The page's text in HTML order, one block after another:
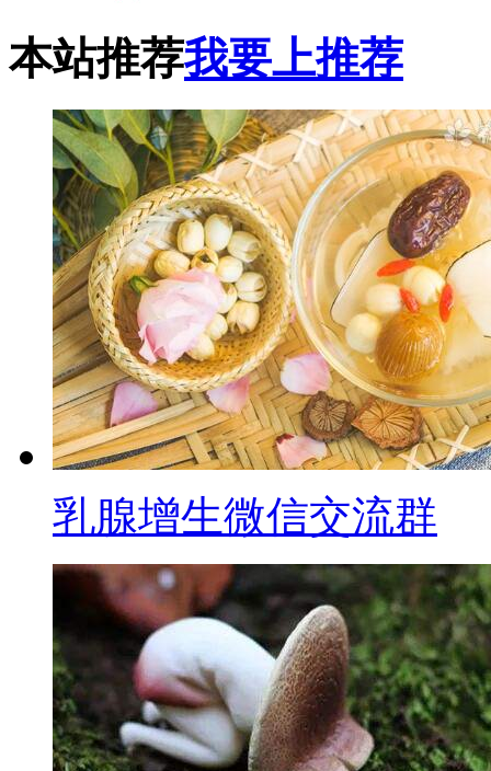
本站推荐我要上推荐
乳腺增生微信交流群